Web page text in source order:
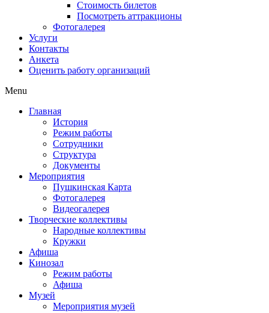
Стоимость билетов
Посмотреть аттракционы
Фотогалерея
Услуги
Контакты
Анкета
Оценить работу организаций
Menu
Главная
История
Режим работы
Сотрудники
Структура
Документы
Мероприятия
Пушкинская Карта
Фотогалерея
Видеогалерея
Творческие коллективы
Народные коллективы
Кружки
Афиша
Кинозал
Режим работы
Афиша
Музей
Мероприятия музей